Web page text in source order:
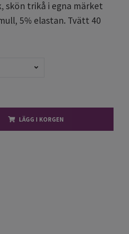
skön trikå i egna märket
5% elastan. Tvätt 40
LÄGG I KORGEN